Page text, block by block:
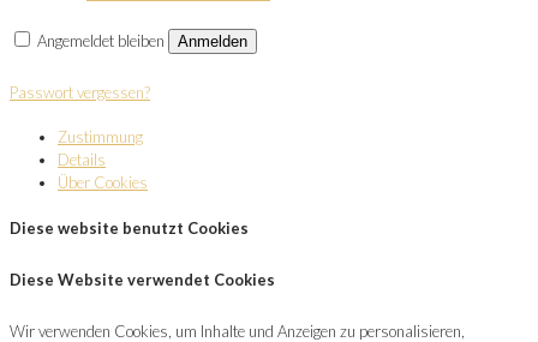
Angemeldet bleiben Anmelden
Passwort vergessen?
Zustimmung
Details
Über Cookies
Diese website benutzt Cookies
Diese Website verwendet Cookies
Wir verwenden Cookies, um Inhalte und Anzeigen zu personalisieren,